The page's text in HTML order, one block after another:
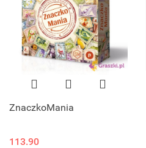
ZnaczkoMania
113.90